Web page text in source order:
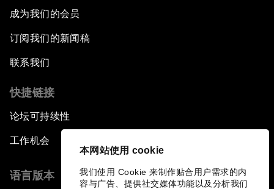
本网站使用 cookie
我们使用 Cookie 来制作贴合用户需求的内
容与广告、提供社交媒体功能以及分析我们
成为我们的会员
订阅我们的新闻稿
联系我们
快捷链接
论坛可持续性
工作机会
语言版本